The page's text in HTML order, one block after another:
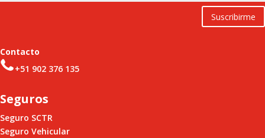
Suscribirme
Contacto
+51 902 376 135
Seguros
Seguro SCTR
Seguro Vehicular